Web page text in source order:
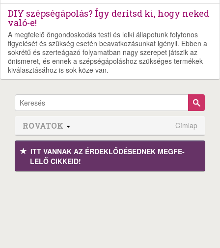
DIY szépségápolás? Így derítsd ki, hogy neked
való-e!
A megfelelő öngondoskodás testi és lelki állapotunk folytonos
figyelését és szükség esetén beavatkozásunkat igényli. Ebben a
sokrétű és szerteágazó folyamatban nagy szerepet játszik az
önismeret, és ennek a szépségápoláshoz szükséges termékek
kiválasztásához is sok köze van.
ROVATOK Címlap
ITT VANNAK AZ ÉRDEK­LŐDÉ­SEDNEK MEGFE­
LELŐ CIKKEID!